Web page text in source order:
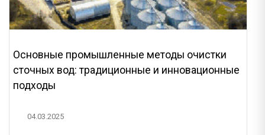
Основные промышленные методы очистки
сточных вод: традиционные и инновационные
подходы
04.03.2025